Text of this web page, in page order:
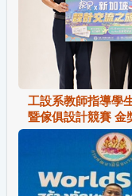
工設系教師指導學
暨傢俱設計競賽 金